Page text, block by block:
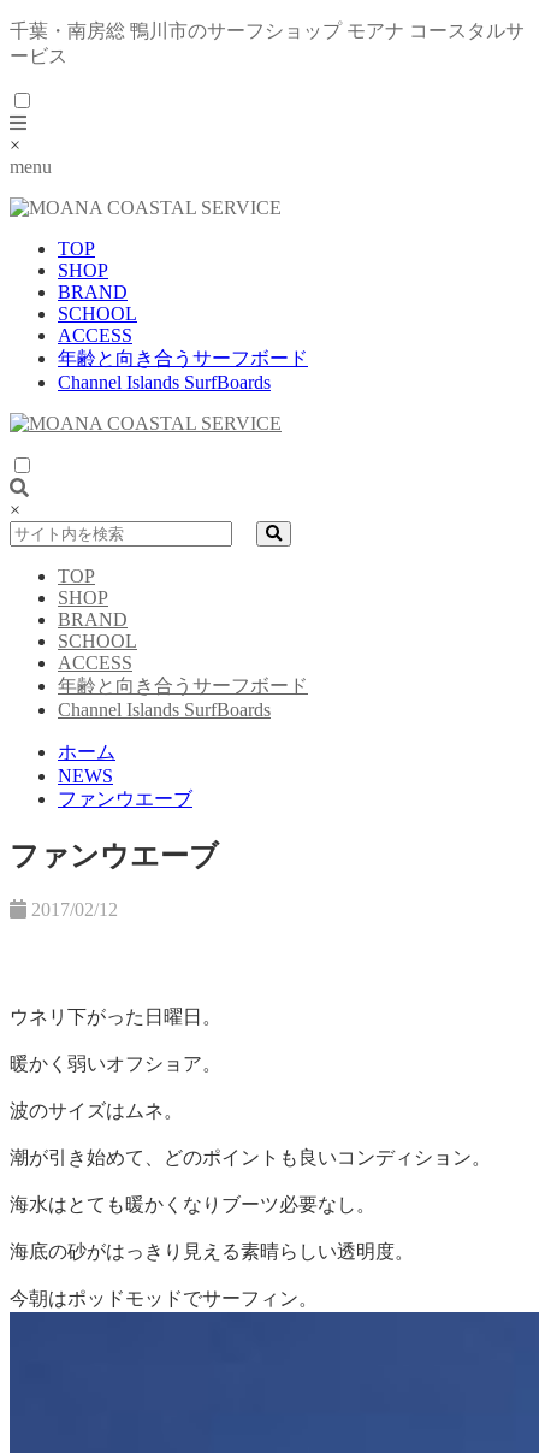
千葉・南房総 鴨川市のサーフショップ モアナ コースタルサ
ービス
×
menu
TOP
SHOP
BRAND
SCHOOL
ACCESS
年齢と向き合うサーフボード
Channel Islands SurfBoards
×
TOP
SHOP
BRAND
SCHOOL
ACCESS
年齢と向き合うサーフボード
Channel Islands SurfBoards
ホーム
NEWS
ファンウエーブ
ファンウエーブ
2017/02/12
ウネリ下がった日曜日。
暖かく弱いオフショア。
波のサイズはムネ。
潮が引き始めて、どのポイントも良いコンディション。
海水はとても暖かくなりブーツ必要なし。
海底の砂がはっきり見える素晴らしい透明度。
今朝はポッドモッドでサーフィン。